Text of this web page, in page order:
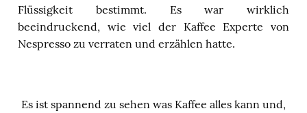
Flüssigkeit bestimmt. Es war wirklich
beeindruckend, wie viel der Kaffee Experte von
Nespresso zu verraten und erzählen hatte.
Es ist spannend zu sehen was Kaffee alles kann und,